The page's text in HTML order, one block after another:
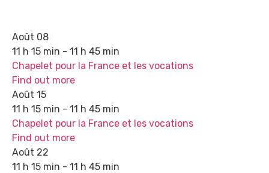
Août 08
11 h 15 min - 11 h 45 min
Chapelet pour la France et les vocations
Find out more
Août 15
11 h 15 min - 11 h 45 min
Chapelet pour la France et les vocations
Find out more
Août 22
11 h 15 min - 11 h 45 min